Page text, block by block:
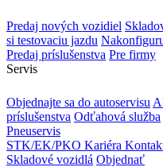
Predaj nových vozidiel
si testovaciu jazdu
Predaj príslušenstva Pre firmy
Servis
Objednajte sa do autoservisu
príslušenstva Odťahová služba
Pneuservis
STK/EK/PKO Kariéra
Skladové vozidlá Objednať